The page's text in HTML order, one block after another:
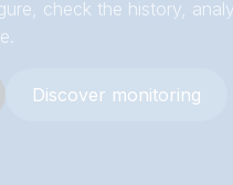
check the history,
Discover monitoring